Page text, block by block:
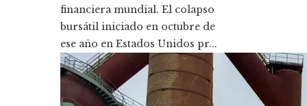
financiera mundial. El colapso
bursátil iniciado en octubre de
ese año en Estados Unidos pr...